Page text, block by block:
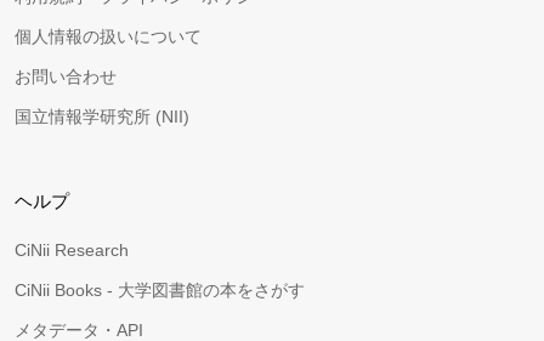
個人情報の扱いについて
お問い合わせ
国立情報学研究所 (NII)
ヘルプ
CiNii Research
CiNii Books - 大学図書館の本をさがす
メタデータ・API